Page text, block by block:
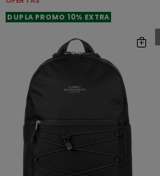
DUPLA PROMO 10% EXTRA